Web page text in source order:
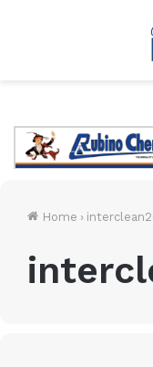
Home ›